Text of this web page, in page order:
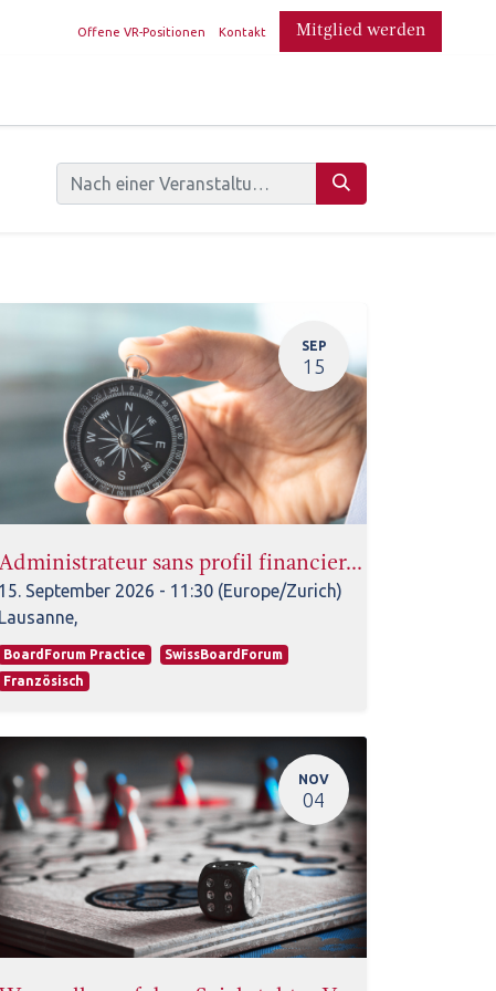
Offene VR-Positionen Kontakt Mitglied werden
ich VRP werden? Umgang und Erfahrung
SEP
15
sans profil financier… comment
15. September 2026 - 11:30 (Europe/Zurich)
Lausanne,
BoardForum Practice
SwissBoardForum
Französisch
NOV
04